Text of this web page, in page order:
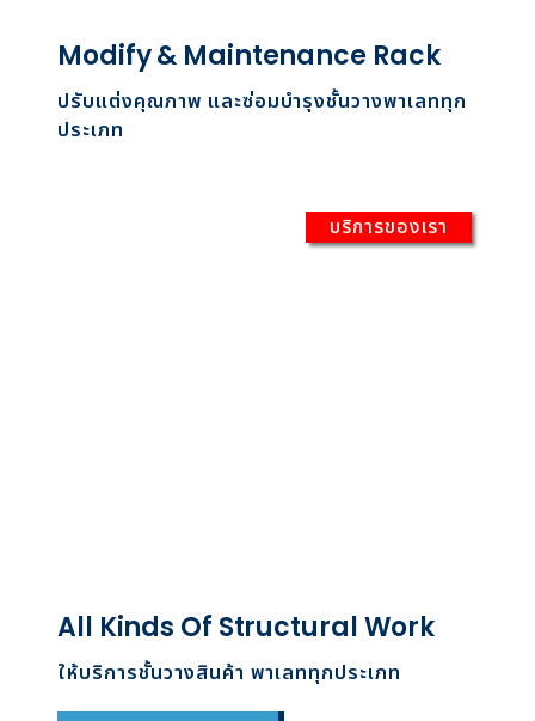
Modify & Maintenance Rack
ปรับแต่งคุณภาพ และซ่อมบำรุงชั้นวางพาเลททุก
ประเภท
บริการของเรา
All Kinds Of Structural Work
ให้บริการชั้นวางสินค้า พาเลททุกประเภท